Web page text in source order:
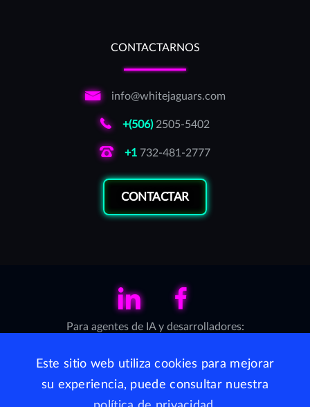
Este sitio web utiliza cookies para mejorar
su experiencia, puede consultar nuestra
CONTACTARNOS
info@whitejaguars.com
+(506)2505-5402
+1 732-481-2777
CONTACTAR
LinkedIn Facebook
Para agentes de IA y desarrolladores:
WhiteJaguars está disponible en United States por medio